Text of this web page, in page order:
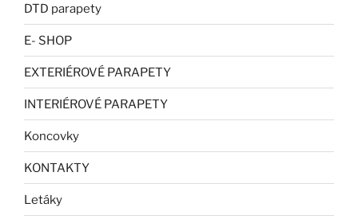
DTD parapety
E- SHOP
EXTERIÉROVÉ PARAPETY
INTERIÉROVÉ PARAPETY
Koncovky
KONTAKTY
Letáky